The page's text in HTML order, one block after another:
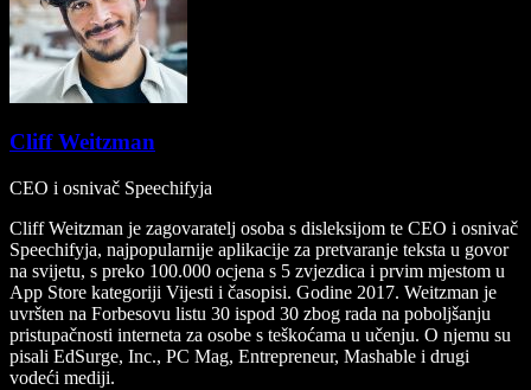
Cliff Weitzman
CEO i osnivač Speechifyja
Cliff Weitzman je zagovaratelj osoba s disleksijom te CEO i osnivač
Speechifyja, najpopularnije aplikacije za pretvaranje teksta u govor
na svijetu, s preko 100.000 ocjena s 5 zvjezdica i prvim mjestom u
App Store kategoriji Vijesti i časopisi. Godine 2017. Weitzman je
uvršten na Forbesovu listu 30 ispod 30 zbog rada na poboljšanju
pristupačnosti interneta za osobe s teškoćama u učenju. O njemu su
pisali EdSurge, Inc., PC Mag, Entrepreneur, Mashable i drugi
vodeći mediji.